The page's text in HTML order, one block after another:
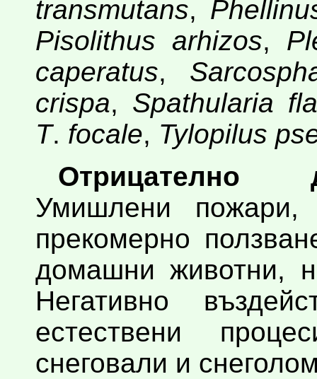
transmutans,
Pisolithus arhizos,
caperatus,
crispa, Spathularia
T. focale, Tylopilus
Отрицателно
Умишлени пожари,
прекомерно
домашни животни,
Негативно
естествени
снеговали и